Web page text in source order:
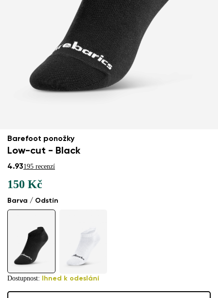
Barefoot ponožky
Low-cut - Black
4.93195 recenzí
Barva / Odstín
150 Kč
Dostupnost: Ihned k odeslání